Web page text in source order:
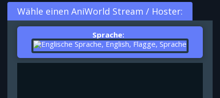
Wähle einen AniWorld Stream / Hoster:
Sprache: